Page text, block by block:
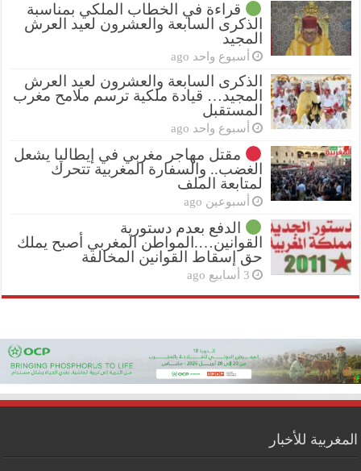
قراءة في الخطاب الملكي بمناسبة
الذكرى السابعة والعشرون لعيد العرش
المجيد
أسبوع واحد ago
الذكرى السابعة والعشرون لعيد العرش
المجيد… قيادة ملكية ترسم ملامح مغرب
المستقبل
أسبوع واحد ago
مقتل مهاجر مغربي في إيطاليا يشعل
الغضب.. والسفارة المغربية تتحرك
لمتابعة الملف
أسبوعين ago
الدفع بعدم دستورية
القوانين….المواطن المغربي أصبح يملك
حق إسقاط القوانين المخالفة
3 أسابيع ago
المغربية للأخبار